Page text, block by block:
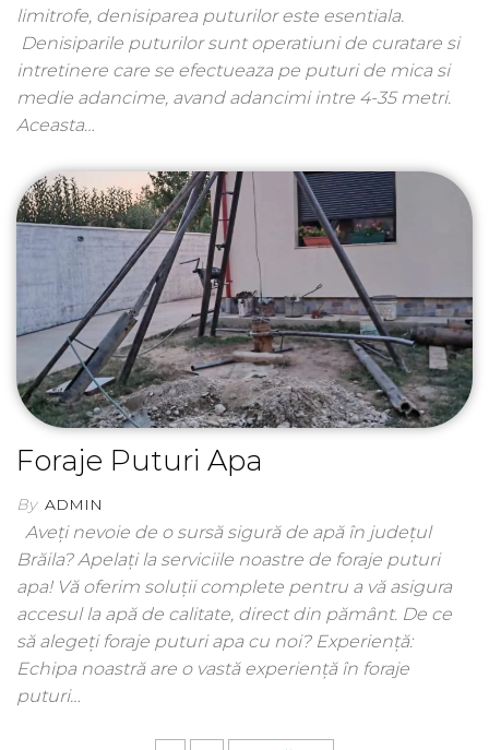
limitrofe, denisiparea puturilor este esentiala.
Denisiparile puturilor sunt operatiuni de curatare si
intretinere care se efectueaza pe puturi de mica si
medie adancime, avand adancimi intre 4-35 metri.
Aceasta…
Foraje Puturi Apa
By ADMIN
Aveți nevoie de o sursă sigură de apă în județul
Brăila? Apelați la serviciile noastre de foraje puturi
apa! Vă oferim soluții complete pentru a vă asigura
accesul la apă de calitate, direct din pământ. De ce
să alegeți foraje puturi apa cu noi? Experiență:
Echipa noastră are o vastă experiență în foraje
puturi…